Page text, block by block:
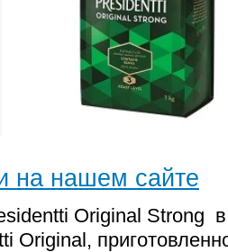
на нашем сайте
Original Strong
Original,